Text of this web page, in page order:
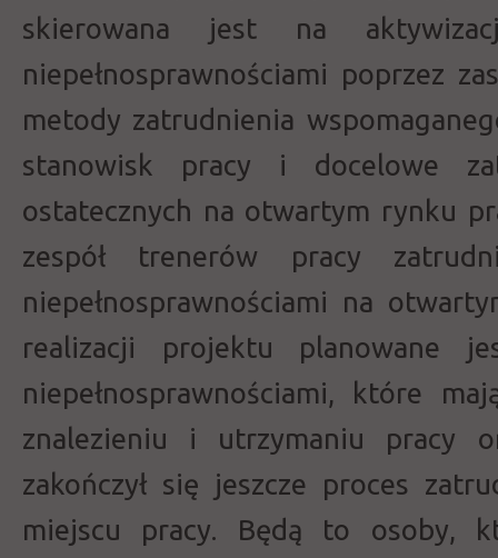
skierowana jest na
niepełnosprawnościami poprzez
metody zatrudnienia
stanowisk pracy i docelowe
ostatecznych na otwartym rynku
zespół trenerów pracy
niepełnosprawnościami na
realizacji projektu planowane
niepełnosprawnościami, które
znalezieniu i utrzymaniu pracy
zakończył się jeszcze proces
miejscu pracy. Będą to osoby,